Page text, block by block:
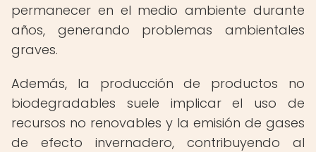
permanecer en el medio ambiente durante
años, generando problemas ambientales
graves.
Además, la producción de productos no
biodegradables suele implicar el uso de
recursos no renovables y la emisión de gases
de efecto invernadero, contribuyendo al